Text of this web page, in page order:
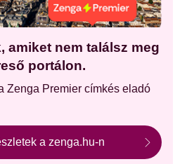
amiket nem találsz meg
portálon.
Zenga Premier címkés eladó
a zenga.hu-n